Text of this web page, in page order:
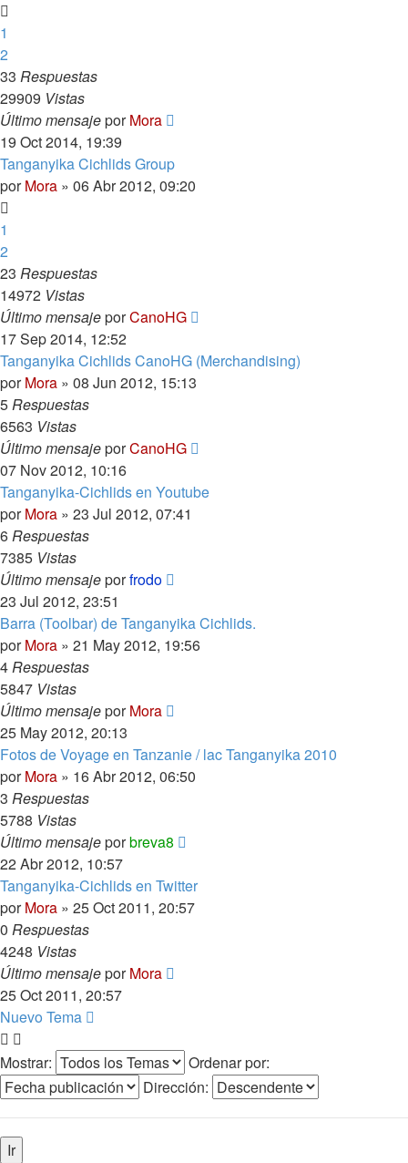
1
2
33 Respuestas
29909 Vistas
Último mensajeporMora
19 Oct 2014, 19:39
Tanganyika Cichlids Group
porMora » 06 Abr 2012, 09:20
1
2
23 Respuestas
14972 Vistas
Último mensajeporCanoHG
17 Sep 2014, 12:52
Tanganyika Cichlids CanoHG (Merchandising)
porMora » 08 Jun 2012, 15:13
5Respuestas
6563 Vistas
Último mensajeporCanoHG
07 Nov 2012, 10:16
Tanganyika-Cichlids en Youtube
porMora » 23 Jul 2012, 07:41
6Respuestas
7385 Vistas
Último mensajeporfrodo
23 Jul 2012, 23:51
Barra (Toolbar) de Tanganyika Cichlids.
porMora » 21 May 2012, 19:56
4Respuestas
5847 Vistas
Último mensajeporMora
25 May 2012, 20:13
Fotos de Voyage en Tanzanie / lac Tanganyika 2010
porMora » 16 Abr 2012, 06:50
3 Respuestas
5788 Vistas
Último mensajeporbreva8
22 Abr 2012, 10:57
Tanganyika-Cichlids en Twitter
porMora » 25 Oct 2011, 20:57
0 Respuestas
4248 Vistas
Último mensajeporMora
25 Oct 2011, 20:57
Nuevo Tema
Mostrar:
Ordenar por:
Dirección: